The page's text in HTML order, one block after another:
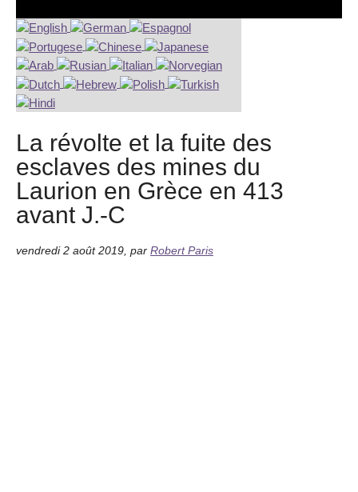
La révolte et la fuite des
esclaves des mines du
Laurion en Grèce en 413
avant J.-C
vendredi 2 août 2019 par Robert Paris